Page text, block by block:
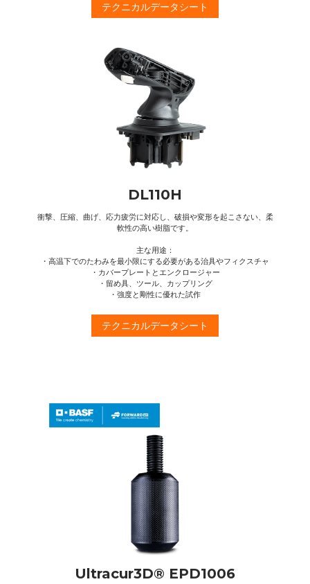
テクニカルデータシート
DL110H
衝撃、圧縮、曲げ、応力疲労に対応し、破損や変形を起こさない、柔
軟性の高い樹脂です。
主な用途：
・高温下でのたわみを最小限にする必要がある治具やフィクスチャ
・カバープレートとエンクロージャー
・留め具、ツール、カップリング
・強度と剛性に優れた試作
テクニカルデータシート
Ultracur3D® EPD1006